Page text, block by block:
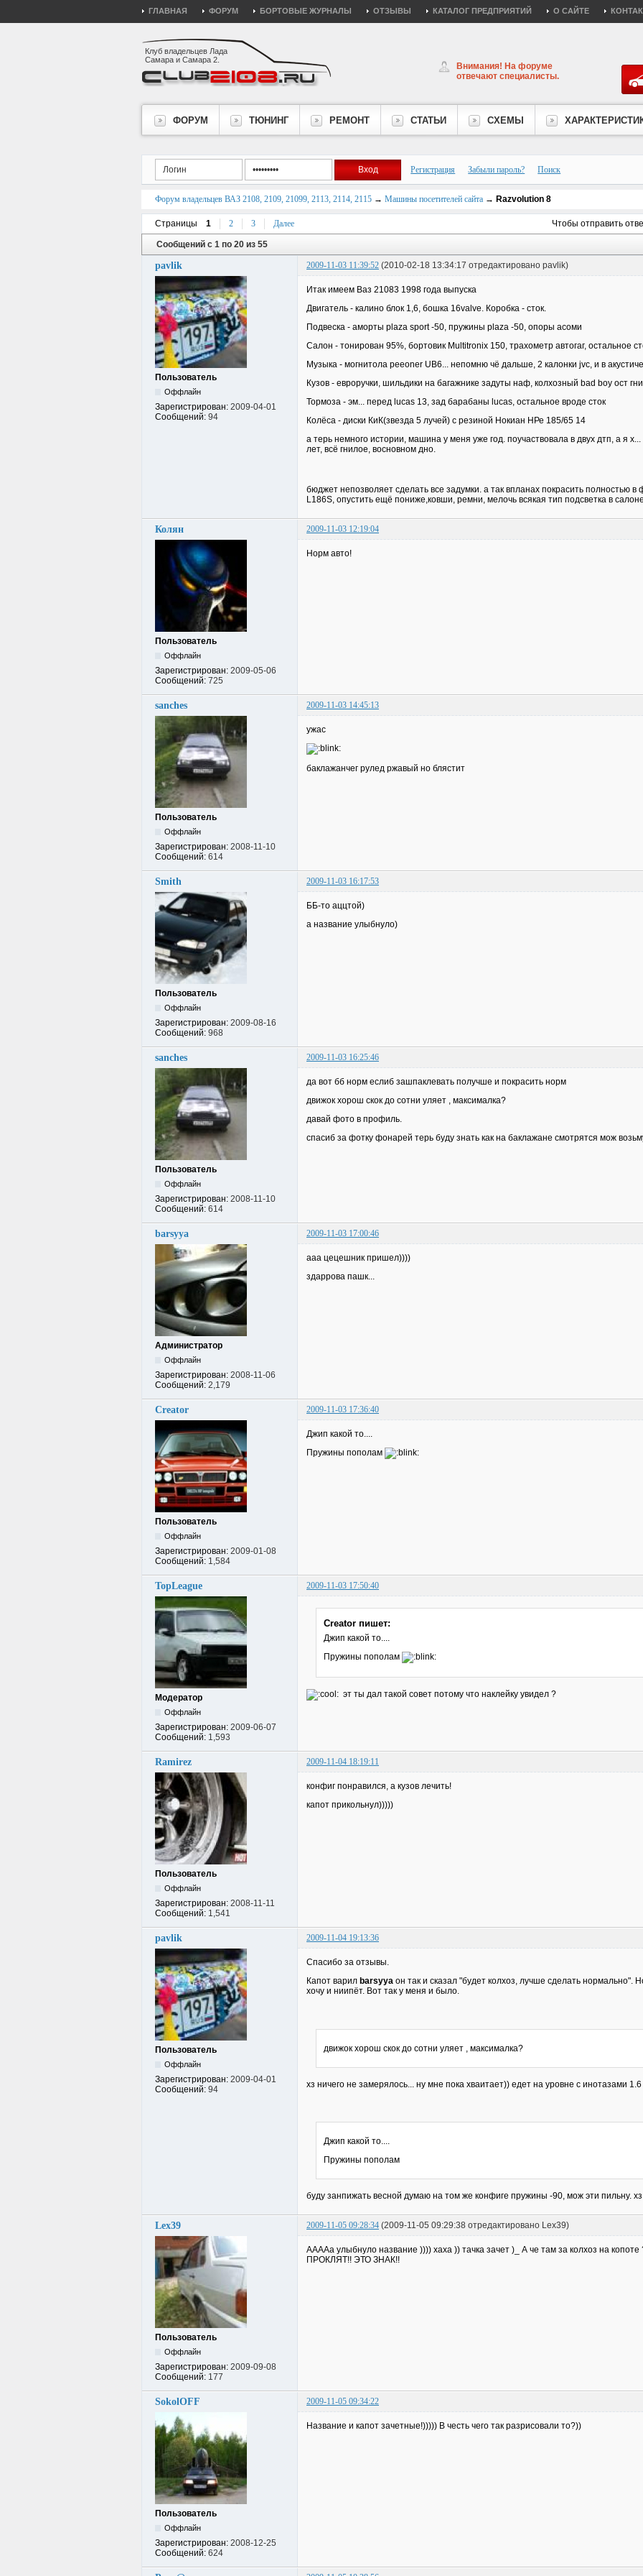
ГЛАВНАЯ ФОРУМ БОРТОВЫЕ ЖУРНАЛЫ ОТЗЫВЫ КАТАЛОГ ПРЕДПРИЯТИЙ О САЙТЕ
Клуб владельцев Лада
Самара и Самара 2.
Внимания! На форуме
отвечают специалисты.
ФОРУМ ТЮНИНГ РЕМОНТ СТАТЬИ СХЕМЫ
Регистрация Забыли пароль? Поиск
Форум владельцев ВАЗ 2108, 2109, 21099, 2113, 2114, 2115 → Машины посетителей сайта → Razvolution 8
Страницы 1 2 3 Далее Чтобы отправить
Сообщений с 1 по 20 из 55
pavlik 2009-11-03 11:39:52 (2010-02-18 13:34:17 отредактировано pavlik)
Пользователь
Оффлайн
Зарегистрирован: 2009-04-01
Сообщений: 94
Итак имеем Ваз 21083 1998 года выпуска
Двигатель - калино блок 1,6, бошка 16valve. Коробка - сток.
Подвеска - аморты plaza sport -50, пружины plaza -50, опоры асоми
Салон - тонирован 95%, бортовик Multitronix 150, трахометр автогаг, остальное
Музыка - могнитола peeoner UB6... непомню чё дальше, 2 калонки jvc, и в
Кузов - евроручки, шильдики на багажнике задуты наф, колхозный bad boy ост
Тормоза - эм... перед lucas 13, зад барабаны lucas, остальное вроде сток
Колёса - диски КиК(звезда 5 лучей) с резиной Нокиан НРе 185/65 14
а терь немного истории, машина у меня уже год. поучаствовала в двух дтп, а я
лет, всё гнилое, восновном дно.
бюджет непозволяет сделать все задумки. а так впланах покрасить полностью
L186S, опустить ещё пониже,ковши, ремни, мелочь всякая тип подсветка в
Колян 2009-11-03 12:19:04
Пользователь
Оффлайн
Зарегистрирован: 2009-05-06
Сообщений: 725
Норм авто!
sanches 2009-11-03 14:45:13
Пользователь
Оффлайн
Зарегистрирован: 2008-11-10
Сообщений: 614
ужас
баклажанчег рулед ржавый но блястит
Smith 2009-11-03 16:17:53
Пользователь
Оффлайн
Зарегистрирован: 2009-08-16
Сообщений: 968
ББ-то аццтой)
а название улыбнуло)
sanches 2009-11-03 16:25:46
Пользователь
Оффлайн
Зарегистрирован: 2008-11-10
Сообщений: 614
да вот бб норм еслиб зашпаклевать получше и покрасить норм
движок хорош скок до сотни уляет , максималка?
давай фото в профиль.
спасиб за фотку фонарей терь буду знать как на баклажане смотрятся мож
barsyya 2009-11-03 17:00:46
Администратор
Оффлайн
Зарегистрирован: 2008-11-06
Сообщений: 2,179
ааа цецешник пришел))))
здаррова пашк...
Creator 2009-11-03 17:36:40
Пользователь
Оффлайн
Зарегистрирован: 2009-01-08
Сообщений: 1,584
Джип какой то....
Пружины пополам
TopLeague 2009-11-03 17:50:40
Модератор
Оффлайн
Зарегистрирован: 2009-06-07
Сообщений: 1,593
Creator пишет:
Джип какой то....
Пружины пополам
эт ты дал такой совет потому что наклейку увидел ?
Ramirez 2009-11-04 18:19:11
Пользователь
Оффлайн
Зарегистрирован: 2008-11-11
Сообщений: 1,541
конфиг понравился, а кузов лечить!
капот прикольнул)))))
pavlik 2009-11-04 19:13:36
Пользователь
Оффлайн
Зарегистрирован: 2009-04-01
Сообщений: 94
Спасибо за отзывы.
Капот варил barsyya он так и сказал "будет колхоз, лучше сделать нормально".
хочу и ниипёт. Вот так у меня и было.
движок хорош скок до сотни уляет , максималка?
хз ничего не замерялось... ну мне пока хваитает)) едет на уровне с инотазами 1.6
Джип какой то....
Пружины пополам
буду занпижать весной думаю на том же конфиге пружины -90, мож эти пильну. хз
Lex39 2009-11-05 09:28:34 (2009-11-05 09:29:38 отредактировано Lex39)
Пользователь
Оффлайн
Зарегистрирован: 2009-09-08
Сообщений: 177
ААААа улыбнуло название )))) хаха )) тачка зачет )_ А че там за колхоз на
ПРОКЛЯТ!! ЭТО ЗНАК!!
SokolOFF 2009-11-05 09:34:22
Пользователь
Оффлайн
Зарегистрирован: 2008-12-25
Сообщений: 624
Название и капот зачетные!))))) В честь чего так разрисовали то?))